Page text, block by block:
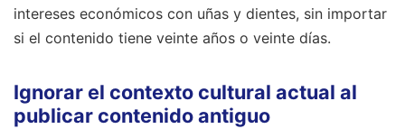
intereses económicos con uñas y dientes, sin importar
si el contenido tiene veinte años o veinte días.
Ignorar el contexto cultural actual al
publicar contenido antiguo